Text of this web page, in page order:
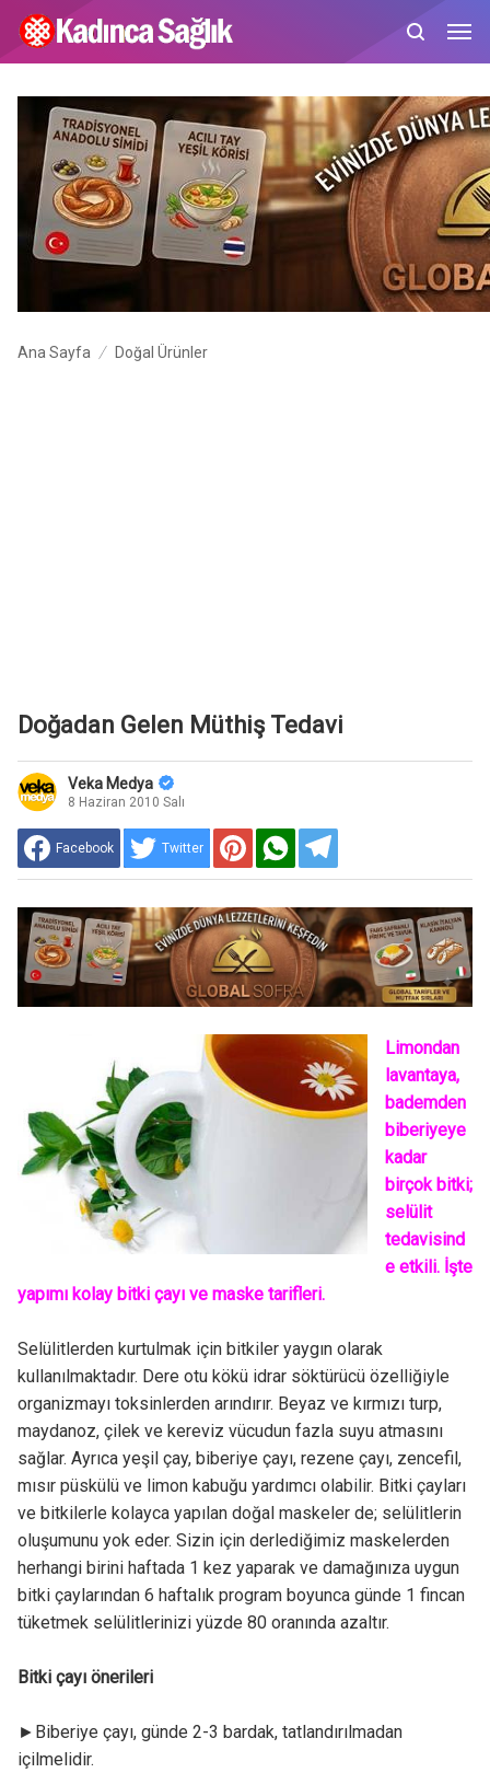
Ana Sayfa Doğal Ürünler
Doğadan Gelen Müthiş Tedavi
Veka Medya
8 Haziran 2010 Salı
Facebook Twitter
Limondan
lavantaya,
bademden
biberiyeye
kadar
birçok bitki;
selülit
tedavisind
e etkili. İşte
yapımı kolay bitki çayı ve maske tarifleri.
Selülitlerden kurtulmak için bitkiler yaygın olarak
kullanılmaktadır. Dere otu kökü idrar söktürücü özelliğiyle
organizmayı toksinlerden arındırır. Beyaz ve kırmızı turp,
maydanoz, çilek ve kereviz vücudun fazla suyu atmasını
sağlar. Ayrıca yeşil çay, biberiye çayı, rezene çayı, zencefil,
mısır püskülü ve limon kabuğu yardımcı olabilir. Bitki çayları
ve bitkilerle kolayca yapılan doğal maskeler de; selülitlerin
oluşumunu yok eder. Sizin için derlediğimiz maskelerden
herhangi birini haftada 1 kez yaparak ve damağınıza uygun
bitki çaylarından 6 haftalık program boyunca günde 1 fincan
tüketmek selülitlerinizi yüzde 80 oranında azaltır.
Bitki çayı önerileri
►Biberiye çayı, günde 2-3 bardak, tatlandırılmadan
içilmelidir.